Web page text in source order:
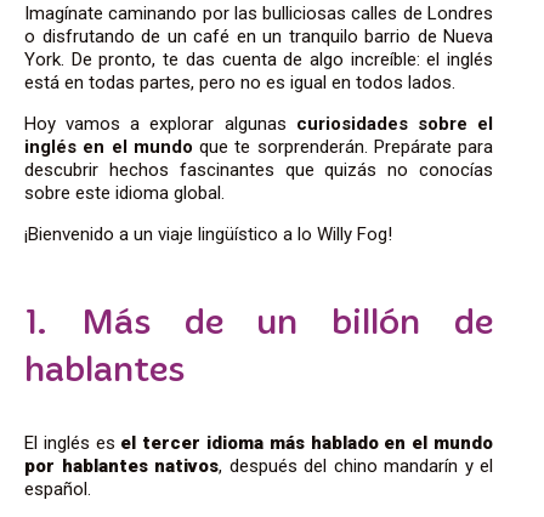
Imagínate caminando por las bulliciosas calles de Londres
o disfrutando de un café en un tranquilo barrio de Nueva
York. De pronto, te das cuenta de algo increíble: el inglés
está en todas partes, pero no es igual en todos lados.
Hoy vamos a explorar algunas curiosidades sobre el
inglés en el mundo que te sorprenderán. Prepárate para
descubrir hechos fascinantes que quizás no conocías
sobre este idioma global.
¡Bienvenido a un viaje lingüístico a lo Willy Fog!
1. Más de un billón de
hablantes
El inglés es el tercer idioma más hablado en el mundo
por hablantes nativos, después del chino mandarín y el
español.